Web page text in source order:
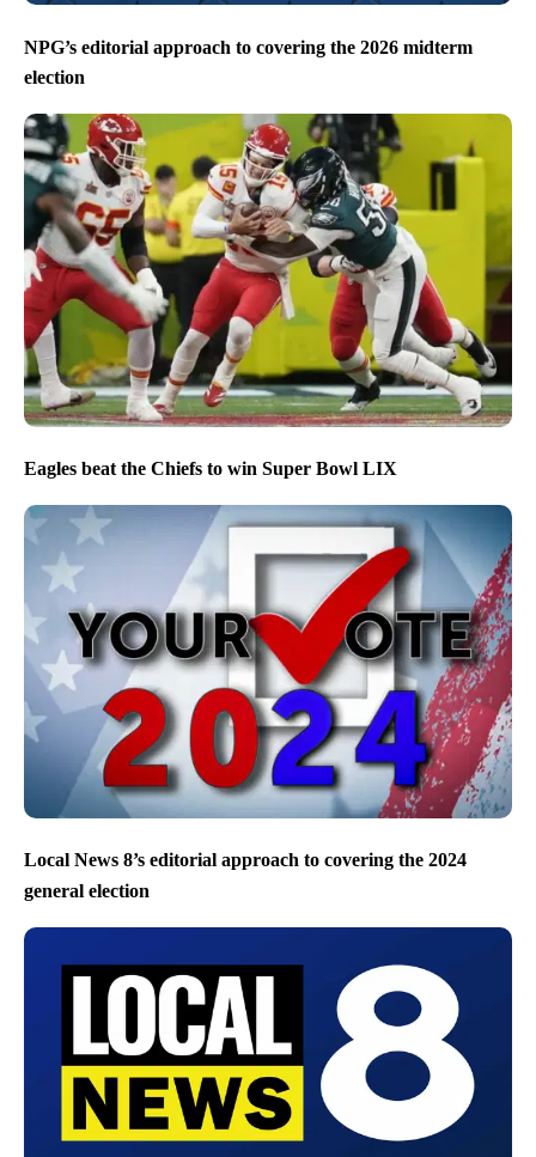
NPG’s editorial approach to covering the 2026 midterm
election
Eagles beat the Chiefs to win Super Bowl LIX
Local News 8’s editorial approach to covering the 2024
general election